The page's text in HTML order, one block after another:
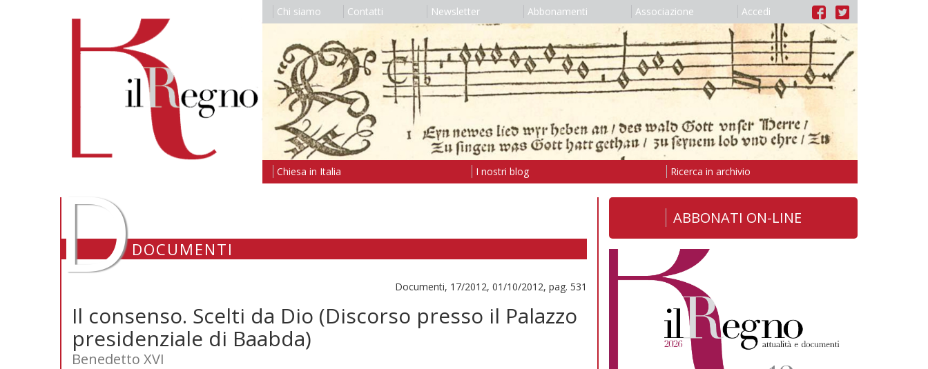
Chi siamo Contatti Newsletter Abbonamenti Associazione Accedi
Chiesa in Italia I nostri blog Ricerca in archivio
DDOCUMENTI
Documenti, 17/2012, 01/10/2012, pag. 531
Il consenso. Scelti da Dio (Discorso presso il Palazzo
presidenziale di Baabda)
Benedetto XVI
ABBONATI ON-LINE